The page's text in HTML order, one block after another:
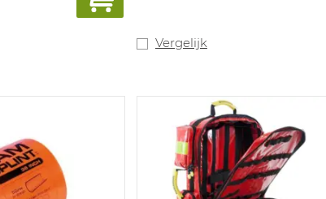
Vergelijk